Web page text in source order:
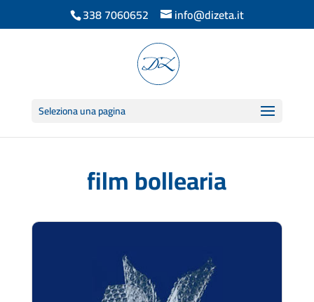
338 7060652 info@dizeta.it
Seleziona una pagina
film bollearia